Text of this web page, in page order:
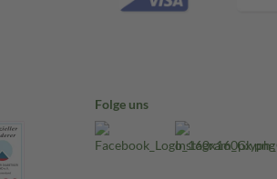
Folge uns